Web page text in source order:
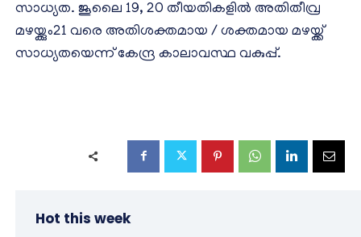
സാധ്യത. ജൂലൈ 19, 20 തീയതികളിൽ അതിതീവ്ര
മഴയ്ക്കും21 വരെ അതിശക്തമായ / ശക്തമായ മഴയ്ക്ക്
സാധ്യതയെന്ന് കേന്ദ്ര കാലാവസ്ഥ വകുപ്പ്.
Hot this week